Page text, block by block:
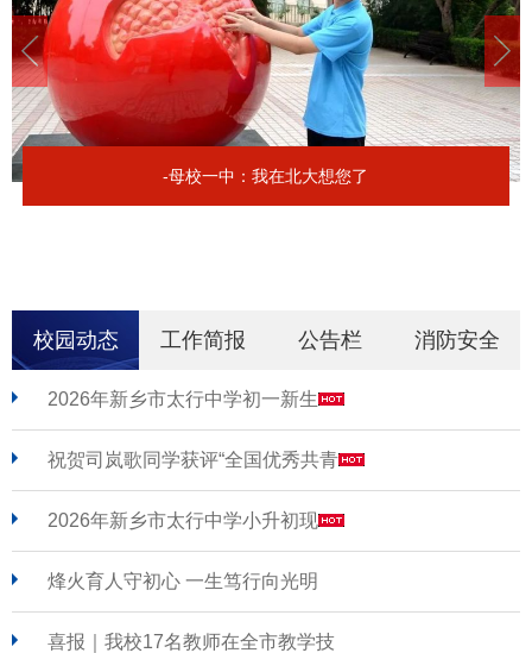
-母校一中：我在北大想您了
校园动态 工作简报 公告栏 消防安全
2026年新乡市太行中学初一新生
祝贺司岚歌同学获评“全国优秀共青
2026年新乡市太行中学小升初现
烽火育人守初心 一生笃行向光明
喜报｜我校17名教师在全市教学技